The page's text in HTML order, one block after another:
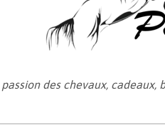
passion des chevaux, cadeaux,